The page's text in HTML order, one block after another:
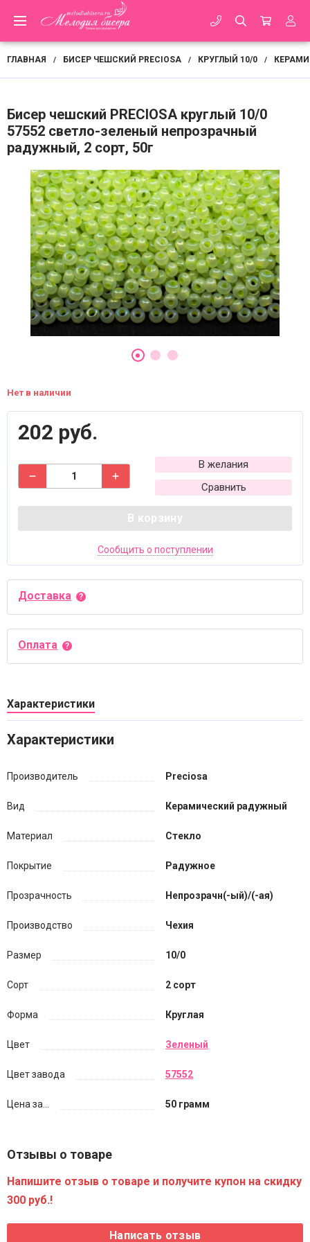
ГЛАВНАЯ / БИСЕР ЧЕШСКИЙ PRECIOSA / КРУГЛЫЙ 10/0 /
Бисер чешский PRECIOSA круглый 10/0
57552 светло-зеленый непрозрачный
радужный, 2 сорт, 50г
Нет в наличии
202 руб.
В желания
Сравнить
В корзину
Сообщить о поступлении
Доставка
Оплата
Характеристики
Характеристики
Производитель Preciosa
Вид Керамический радужный
Материал Стекло
Покрытие Радужное
Прозрачность Непрозрачн(-ый)/(-ая)
Производство Чехия
Размер 10/0
Сорт 2 сорт
Форма Круглая
Цвет Зеленый
Цвет завода 57552
Цена за... 50 грамм
Отзывы о товаре
Напишите отзыв о товаре и получите купон на скидку
300 руб.!